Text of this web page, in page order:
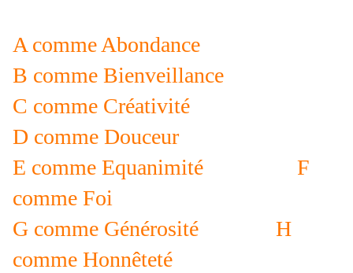
A comme Abondance
B comme Bienveillance
C comme Créativité
D comme Douceur
E comme Equanimité
F
comme Foi
G comme Générosité
H
comme Honnêteté